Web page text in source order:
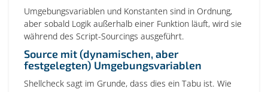
Umgebungsvariablen und Konstanten sind in Ordnung,
aber sobald Logik außerhalb einer Funktion läuft, wird sie
während des Script-Sourcings ausgeführt.
Source mit (dynamischen, aber
festgelegten) Umgebungsvariablen
Shellcheck sagt im Grunde, dass dies ein Tabu ist. Wie